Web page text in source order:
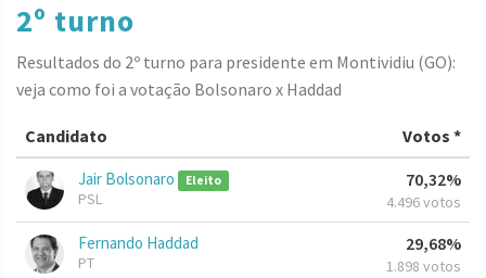
2º turno
Resultados do 2º turno para presidente em Montividiu (GO):
veja como foi a votação Bolsonaro x Haddad
Candidato Votos *
Jair Bolsonaro Eleito
PSL
70,32%
4.496 votos
Fernando Haddad
PT
29,68%
1.898 votos